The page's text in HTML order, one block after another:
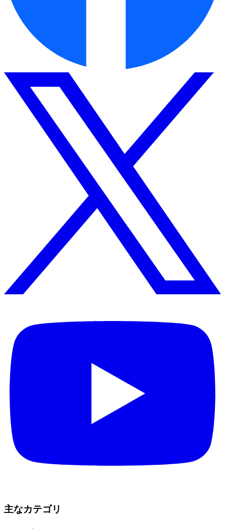
主なカテゴリ